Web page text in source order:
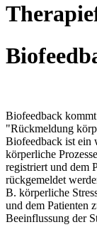
Biofeedback
"Rückmeldung
Biofeedback ist ein
körperliche
registriert und dem
rückgemeldet
B. körperliche
und dem Patienten
Beeinflussung der